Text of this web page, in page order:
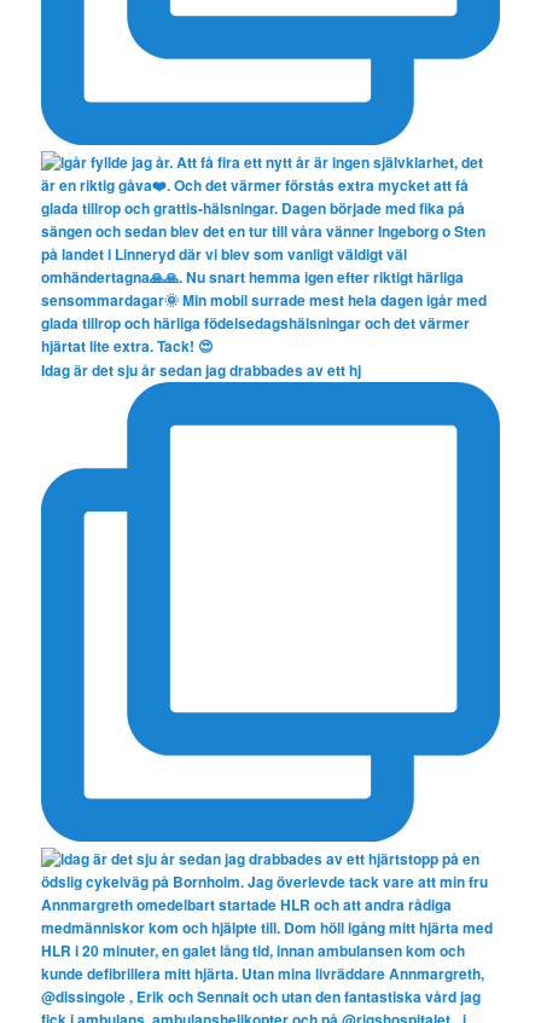
Idag är det sju år sedan jag drabbades av ett hj